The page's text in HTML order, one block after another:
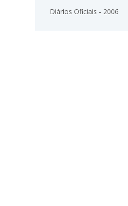
Diários Oficiais - 2006